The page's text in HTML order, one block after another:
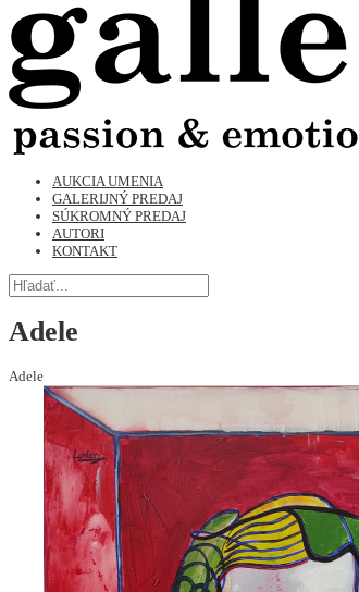
AUKCIA UMENIA
GALERIJNÝ PREDAJ
SÚKROMNÝ PREDAJ
AUTORI
KONTAKT
Adele
Adele